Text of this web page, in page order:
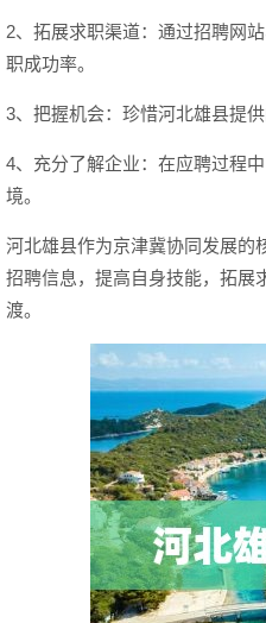
2、拓展求职渠道：通过招聘网
职成功率。
3、把握机会：珍惜河北雄县提
4、充分了解企业：在应聘过程
境。
河北雄县作为京津冀协同发展的
招聘信息，提高自身技能，拓展
渡。